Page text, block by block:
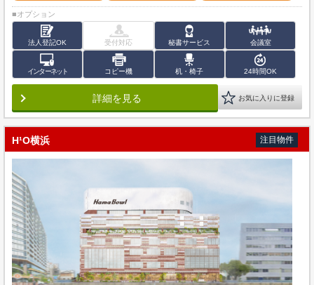
■オプション
法人登記OK 受付対応 秘書サービス 会議室
インターネット コピー機 机・椅子 24時間OK
詳細を見る お気に入りに登録
H¹O横浜 注目物件